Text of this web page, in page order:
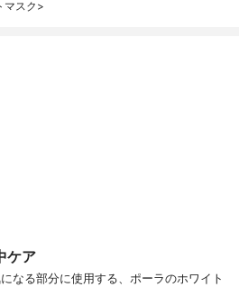
マスク>
ケア
なる部分に使用する、ポーラのホワイト